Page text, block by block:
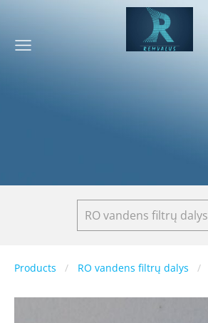
RO vandens filtrų dalys
Products RO vandens filtrų dalys